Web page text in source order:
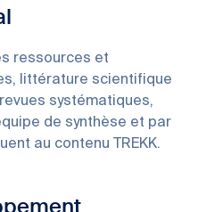
ressources et
littérature scientifique
systématiques,
de synthèse et par
au contenu TREKK.